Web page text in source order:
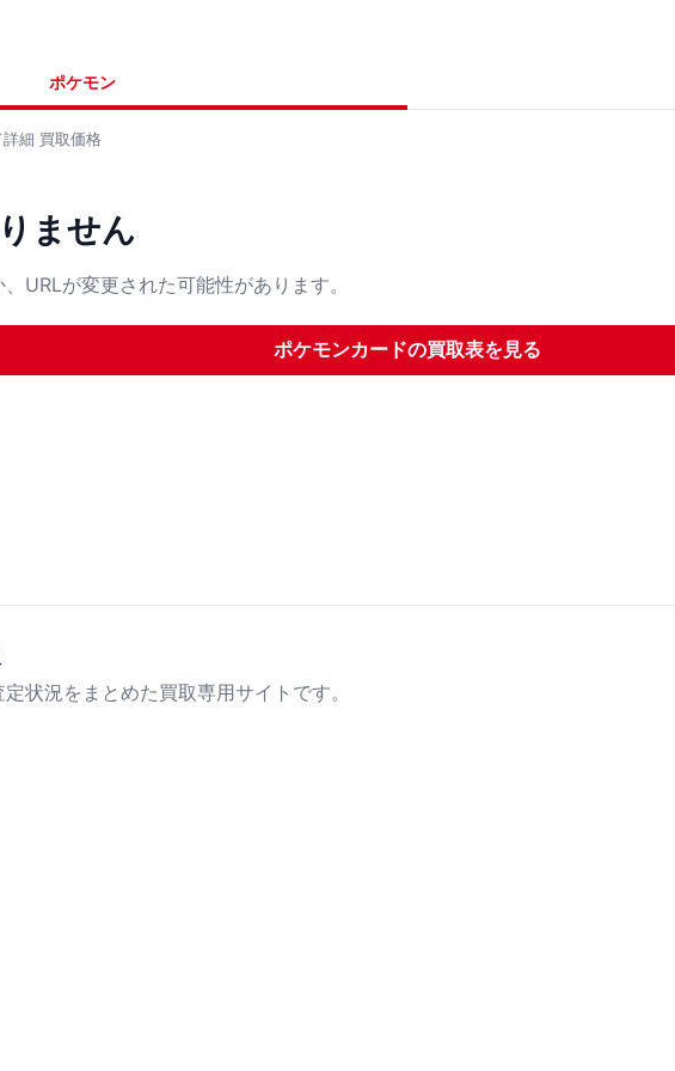
ポケモン
詳細 買取価格
ません
URLが変更された可能性があります。
ポケモンカードの買取表を見る
状況をまとめた買取専用サイトです。